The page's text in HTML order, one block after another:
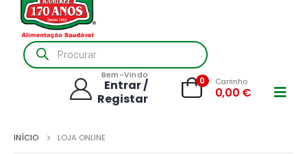
Products
search
Bem-Vindo
Entrar /
Registar
0 Carrinho
0,00 €
INÍCIO LOJA ONLINE